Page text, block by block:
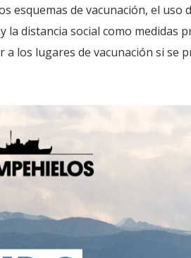
esquemas de vacunación, el uso
distancia social como medidas
los lugares de vacunación si se